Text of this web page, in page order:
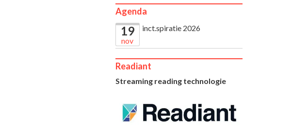
Agenda
19
nov
inct.spiratie 2026
Readiant
Streaming reading technologie